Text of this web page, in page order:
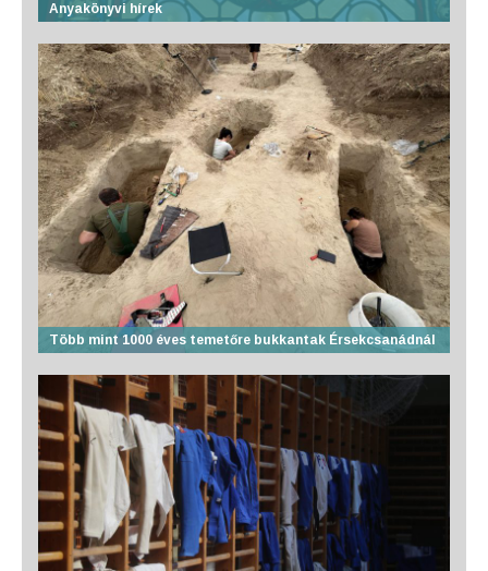
Anyakönyvi hírek
Több mint 1000 éves temetőre bukkantak Érsekcsanádnál